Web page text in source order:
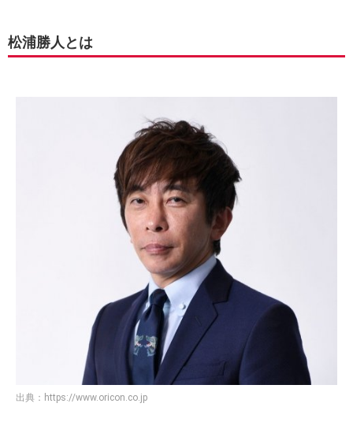
松浦勝人とは
出典： https://www.oricon.co.jp